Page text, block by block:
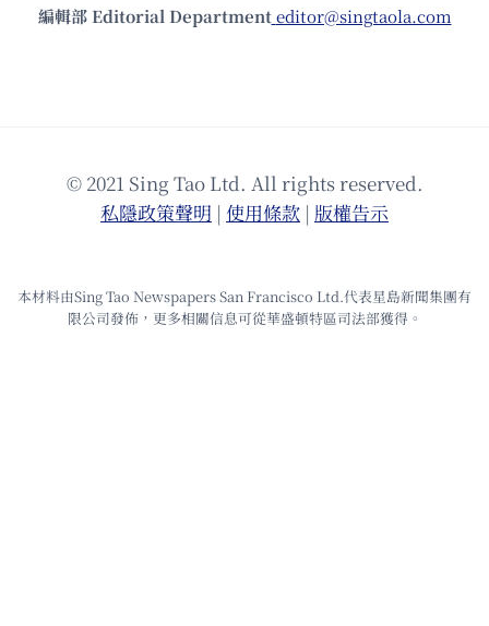
編輯部 Editorial Department editor@singtaola.com
© 2021 Sing Tao Ltd. All rights reserved.
私隱政策聲明 | 使⽤條款 | 版權告⽰
本材料由Sing Tao Newspapers San Francisco Ltd.代表星島新聞集團有
限公司發佈，更多相關信息可從華盛頓特區司法部獲得。